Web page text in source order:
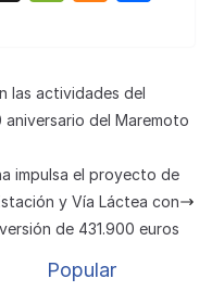
h
at
e
a
e
ar
tir
las actividades del
del Maremoto
impulsa el proyecto de
y Vía Láctea con
de 431.900 euros
Popular